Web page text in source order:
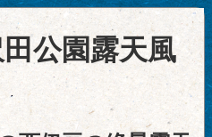
公園露天風